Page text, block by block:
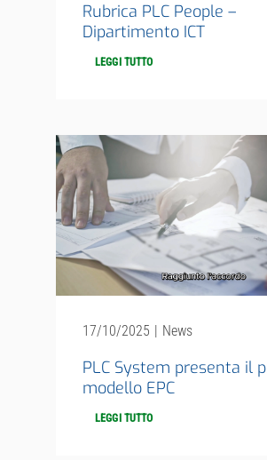
Rubrica PLC People –
Dipartimento ICT
LEGGI TUTTO
17/10/2025 News
PLC System presenta il
modello EPC
LEGGI TUTTO